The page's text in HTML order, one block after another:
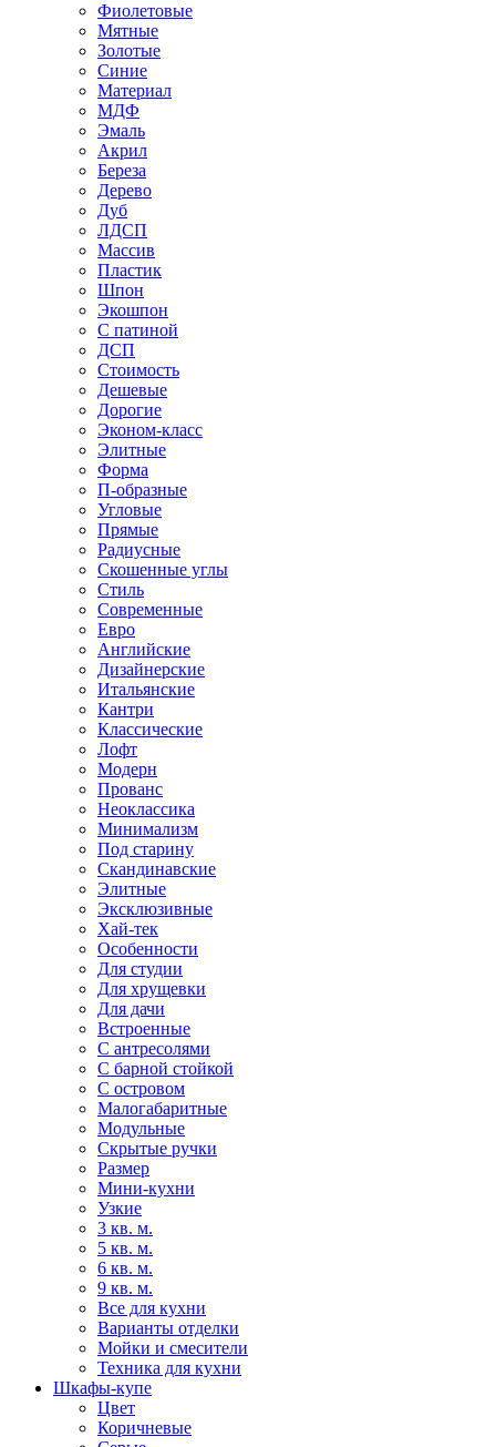
Фиолетовые
Мятные
Золотые
Синие
Материал
МДФ
Эмаль
Акрил
Береза
Дерево
Дуб
ЛДСП
Массив
Пластик
Шпон
Экошпон
С патиной
ДСП
Стоимость
Дешевые
Дорогие
Эконом-класс
Элитные
Форма
П-образные
Угловые
Прямые
Радиусные
Скошенные углы
Стиль
Современные
Евро
Английские
Дизайнерские
Итальянские
Кантри
Классические
Лофт
Модерн
Прованс
Неоклассика
Минимализм
Под старину
Скандинавские
Элитные
Эксклюзивные
Хай-тек
Особенности
Для студии
Для хрущевки
Для дачи
Встроенные
С антресолями
С барной стойкой
С островом
Малогабаритные
Модульные
Скрытые ручки
Размер
Мини-кухни
Узкие
3 кв. м.
5 кв. м.
6 кв. м.
9 кв. м.
Все для кухни
Варианты отделки
Мойки и смесители
Техника для кухни
Шкафы-купе
Цвет
Коричневые